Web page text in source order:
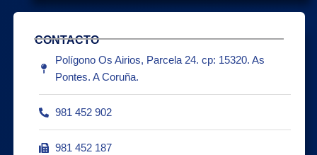
CONTACTO
Polígono Os Airios, Parcela 24. cp: 15320. As
Pontes. A Coruña.
981 452 902
981 452 187